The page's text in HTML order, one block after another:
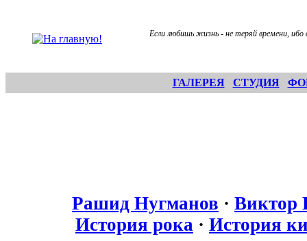
Если любишь жизнь - не теряй времени, ибо
ГАЛЕРЕЯ СТУДИЯ
Рашид Нугманов · Виктор
История рока · История